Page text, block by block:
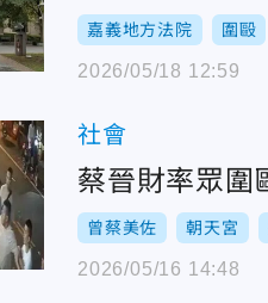
嘉義地方法院 圍毆
2026/05/18 12:59
社會
蔡晉財率眾
曾蔡美佐 朝天宮
2026/05/16 14:48